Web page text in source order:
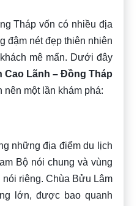
Tháp vốn có nhiều địa
đậm nét đẹp thiên nhiên
mê mẩn. Dưới đây
Cao Lãnh – Đồng Tháp
nên một lần khám phá:
những địa điểm du lịch
Bộ nói chung và vùng
riêng. Chùa Bửu Lâm
lớn, được bao quanh